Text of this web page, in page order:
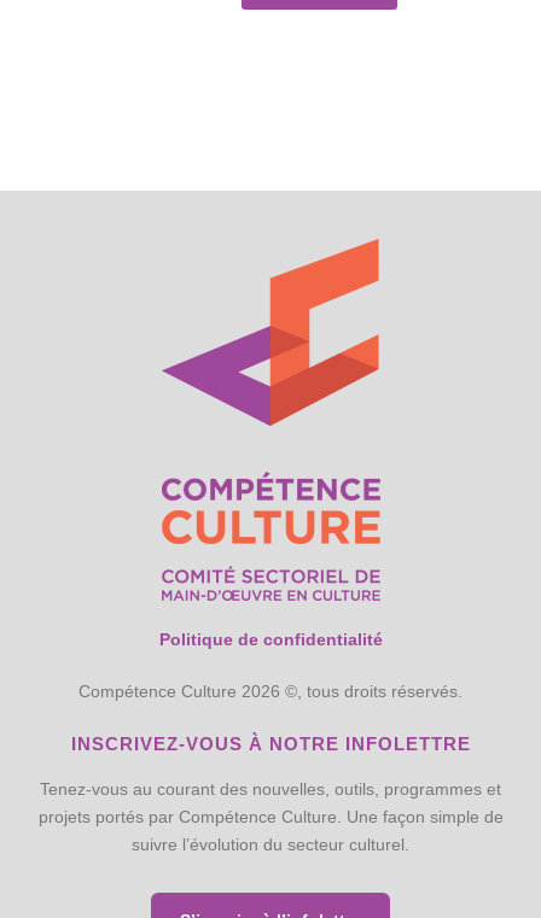
Politique de confidentialité
Compétence Culture 2026 ©, tous droits réservés.
INSCRIVEZ-VOUS À NOTRE INFOLETTRE
Tenez-vous au courant des nouvelles, outils, programmes et
projets portés par Compétence Culture. Une façon simple de
suivre l’évolution du secteur culturel.